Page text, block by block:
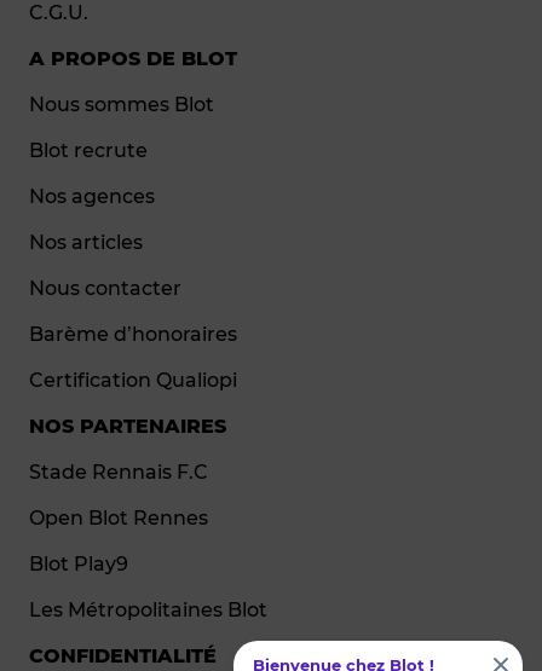
C.G.U.
A PROPOS DE BLOT
Nous sommes Blot
Blot recrute
Nos agences
Nos articles
Nous contacter
Barème d’honoraires
Certification Qualiopi
NOS PARTENAIRES
Stade Rennais F.C
Open Blot Rennes
Blot Play9
Les Métropolitaines Blot
CONFIDENTIALITÉ
Bienvenue chez Blot !